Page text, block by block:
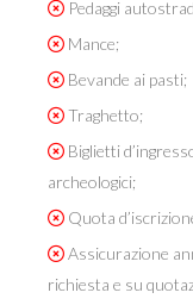
Pedaggi
Mance;
Bevande ai pasti;
Traghetto;
Biglietti
archeologici;
Quota
Assicurazione
richiesta e su